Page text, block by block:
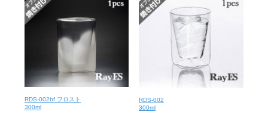
RDS-002bf フロスト
300ml
RDS-002
300ml